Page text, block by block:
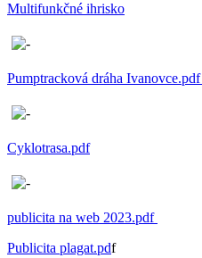
Multifunkčné ihrisko
Pumptracková dráha Ivanovce.pdf
Cyklotrasa.pdf
publicita na web 2023.pdf
Publicita plagat.pdf